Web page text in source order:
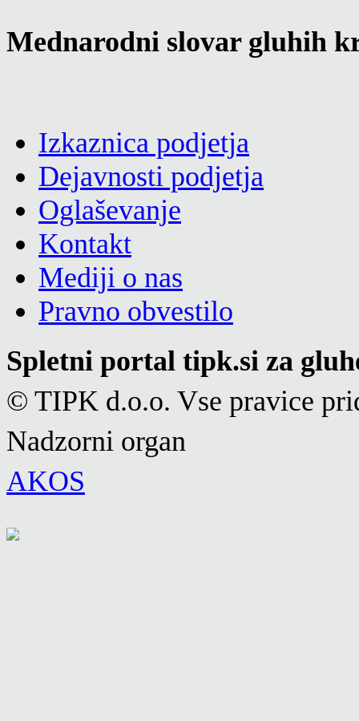
Mednarodni slovar gluhih
Izkaznica podjetja
Dejavnosti podjetja
Oglaševanje
Kontakt
Mediji o nas
Pravno obvestilo
Spletni portal tipk.si za
© TIPK d.o.o. Vse pravice
Nadzorni organ
AKOS